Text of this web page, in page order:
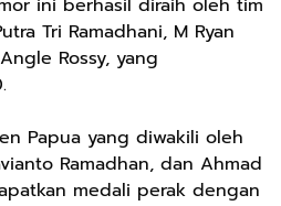
ini berhasil diraih oleh tim
Tri Ramadhani, M Ryan
Rossy, yang
Papua yang diwakili oleh
Ramadhan, dan Ahmad
medali perak dengan